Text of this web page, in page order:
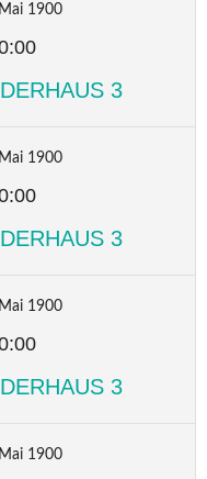
1900
3
1900
3
1900
3
1900